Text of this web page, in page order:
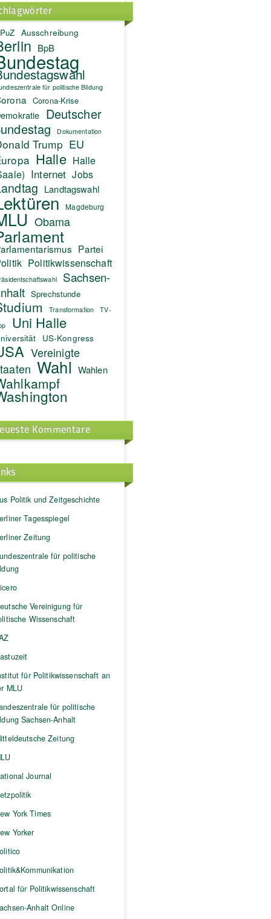
Ausschreibung
BpB
für politische Bildung
Corona-Krise
Deutscher
Dokumentation
Trump EU
Halle Halle
Internet Jobs
Landtagswahl
Magdeburg
Obama
Partei
Politikwissenschaft
Sachsen-
Sprechstunde
Transformation
TV-
Uni Halle
US-Kongress
Vereinigte
Wahl Wahlen
Kommentare
Politik und Zeitgeschichte
Tagesspiegel
Zeitung
für politische
Vereinigung für
Wissenschaft
für Politikwissenschaft an
MLU
für politische
Sachsen-Anhalt
Zeitung
Journal
York Times
Yorker
für Politikwissenschaft
Anhalt Online